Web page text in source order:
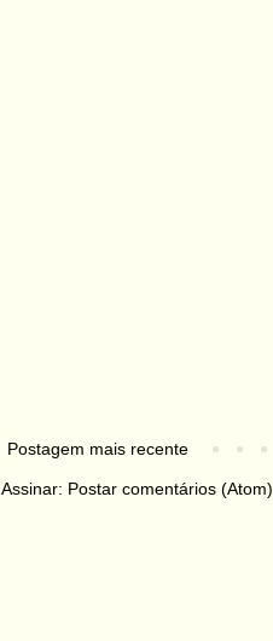
Postagem mais recente
Assinar: Postar comentários (Atom)